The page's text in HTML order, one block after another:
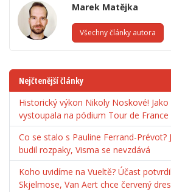
Marek Matějka
Všechny články autora
Nejčtenější články
Historický výkon Nikoly Noskové! Jako
vystoupala na pódium Tour de France
Co se stalo s Pauline Ferrand-Prévot?
budil rozpaky, Visma se nevzdává
Koho uvidíme na Vueltě? Účast
Skjelmose, Van Aert chce červený dres